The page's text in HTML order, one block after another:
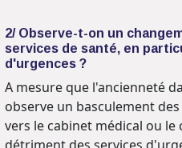
2/ Observe-t-on un
services de santé, en
d'urgences ?
A mesure que l'ancienneté
observe un basculement
vers le cabinet médical ou le
détriment des services